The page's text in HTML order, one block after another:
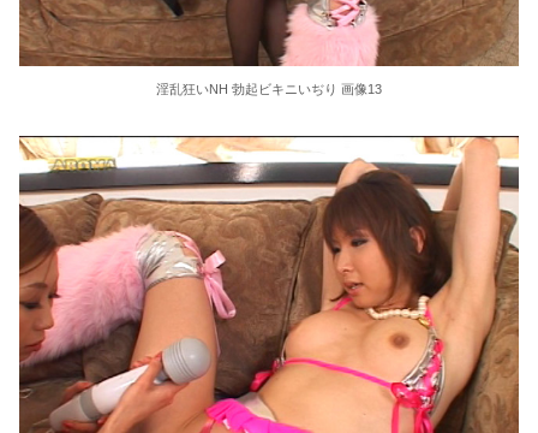
淫乱狂いNH 勃起ビキニいぢり 画像13